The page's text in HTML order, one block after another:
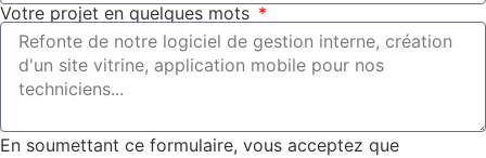
Votre projet en quelques mots
En soumettant ce formulaire, vous acceptez que